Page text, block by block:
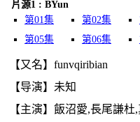
片源1 : BYun
第01集
第02集
第05集
第06集
【又名】funvqiribian
【导演】未知
【主演】飯沼愛,長尾謙